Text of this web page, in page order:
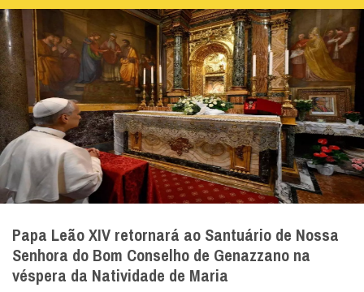
Papa Leão XIV retornará ao Santuário de Nossa
Senhora do Bom Conselho de Genazzano na
véspera da Natividade de Maria